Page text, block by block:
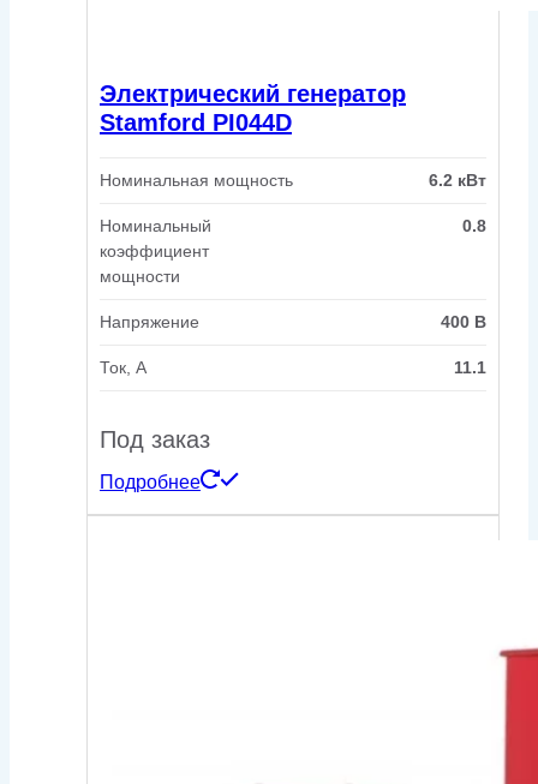
Электрический генератор
Stamford PI044D
Номинальная мощность 6.2 кВт
Номинальный
коэффициент
мощности
0.8
Напряжение 400 В
Ток, А 11.1
Под заказ
Подробнее